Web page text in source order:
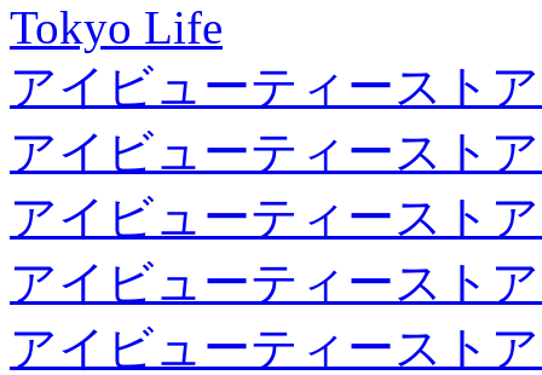
Tokyo Life
アイビューティースト
アイビューティースト
アイビューティースト
アイビューティースト
アイビューティースト